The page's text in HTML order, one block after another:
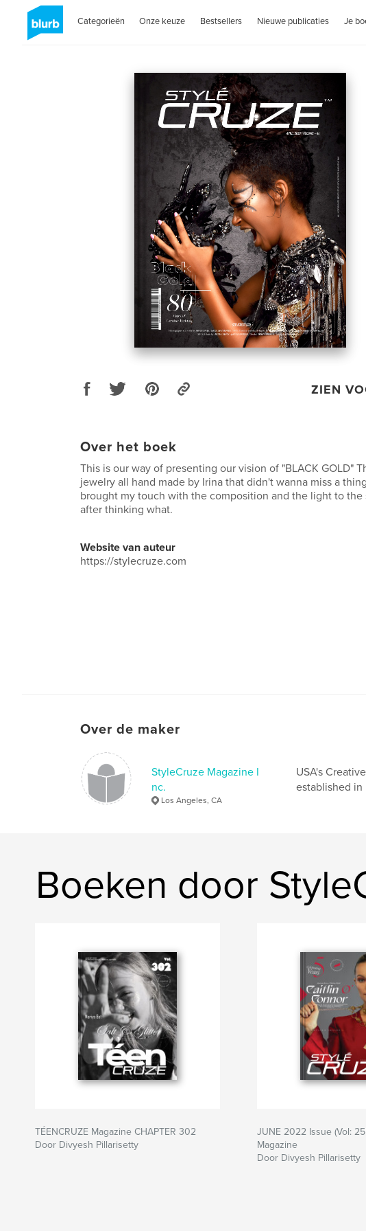
Categorieën Onze keuze Bestsellers Nieuwe publicaties Je
ZIEN
Over het boek
This is our way of presenting our vision of "BLACK GOLD"
jewelry all hand made by Irina that didn't wanna miss a
brought my touch with the composition and the light to the
after thinking what.
Website van auteur
https://stylecruze.com
Over de maker
StyleCruze Magazine I
nc.
Los Angeles, CA
USA's
established in
Boeken door
TÉENCRUZE Magazine CHAPTER 302
Door Divyesh Pillarisetty
JUNE 2022 Issue (Vol:
Magazine
Door Divyesh Pillarisetty